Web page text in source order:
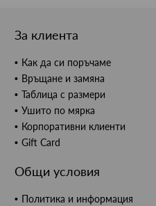
За клиента
Как да си поръчаме
Връщане и замяна
Таблица с размери
Ушито по мярка
Корпоративни клиенти
Gift Card
Общи условия
Политика и информация